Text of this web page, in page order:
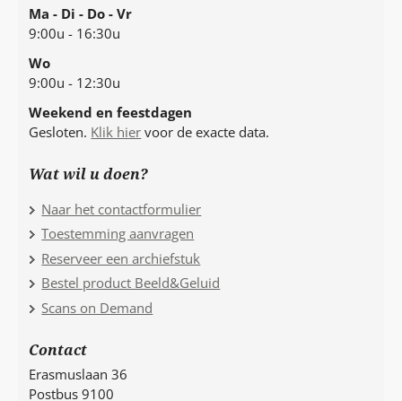
Ma - Di - Do - Vr
9:00u - 16:30u
Wo
9:00u - 12:30u
Weekend en feestdagen
Gesloten. Klik hier voor de exacte data.
Wat wil u doen?
Naar het contactformulier
Toestemming aanvragen
Reserveer een archiefstuk
Bestel product Beeld&Geluid
Scans on Demand
Contact
Erasmuslaan 36
Postbus 9100